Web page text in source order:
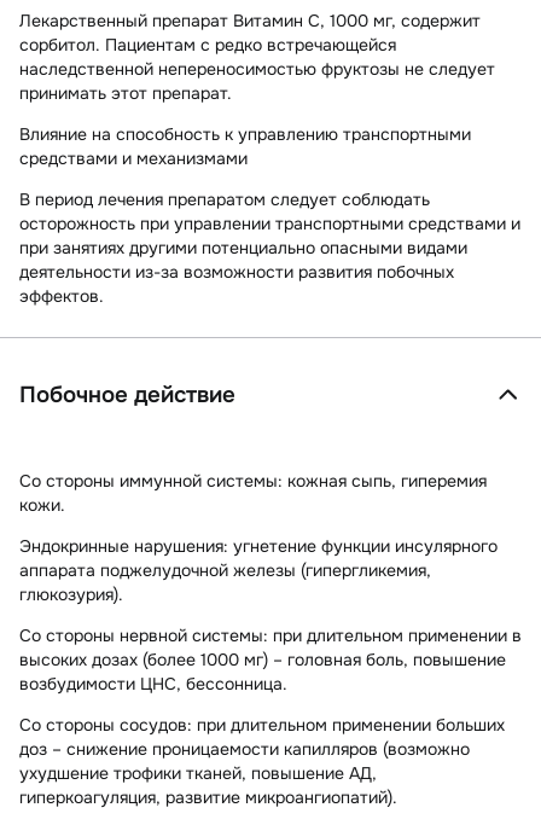
Лекарственный препарат Витамин С, 1000 мг, содержит
сорбитол. Пациентам с редко встречающейся
наследственной непереносимостью фруктозы не следует
принимать этот препарат.
Влияние на способность к управлению транспортными
средствами и механизмами
В период лечения препаратом следует соблюдать
осторожность при управлении транспортными средствами и
при занятиях другими потенциально опасными видами
деятельности из-за возможности развития побочных
эффектов.
Побочное действие
Со стороны иммунной системы: кожная сыпь, гиперемия
кожи.
Эндокринные нарушения: угнетение функции инсулярного
аппарата поджелудочной железы (гипергликемия,
глюкозурия).
Со стороны нервной системы: при длительном применении в
высоких дозах (более 1000 мг) – головная боль, повышение
возбудимости ЦНС, бессонница.
Со стороны сосудов: при длительном применении больших
доз – снижение проницаемости капилляров (возможно
ухудшение трофики тканей, повышение АД,
гиперкоагуляция, развитие микроангиопатий).